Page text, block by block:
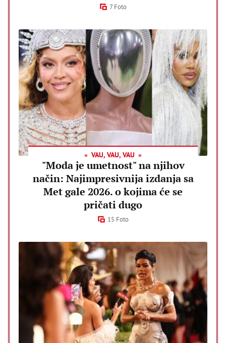
7 Foto
VAU, VAU, VAU
"Moda je umetnost" na njihov
način: Najimpresivnija izdanja sa
Met gale 2026. o kojima će se
pričati dugo
15 Foto